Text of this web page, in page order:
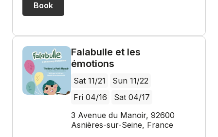
Book
Falabulle et les
émotions
Sat 11/21
Sun 11/22
Fri 04/16
Sat 04/17
3 Avenue du Manoir, 92600
Asnières-sur-Seine, France